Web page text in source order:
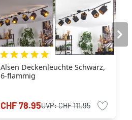
Alsen Deckenleuchte Schwarz,
6-flammig
CHF 78.95UVP:CHF 111.95